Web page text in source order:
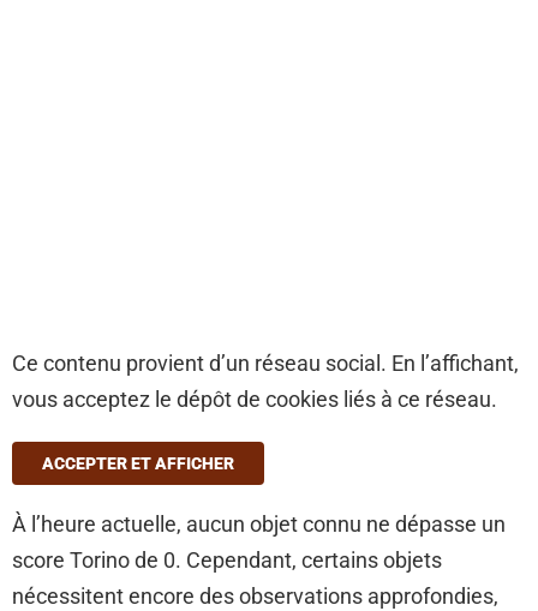
Ce contenu provient d’un réseau social. En l’affichant,
vous acceptez le dépôt de cookies liés à ce réseau.
ACCEPTER ET AFFICHER
À l’heure actuelle, aucun objet connu ne dépasse un
score Torino de 0. Cependant, certains objets
nécessitent encore des observations approfondies,